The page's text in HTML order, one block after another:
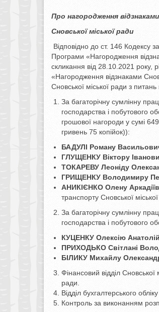
Про нагородження відзнаками
Сновської міської ради
Відповідно до ст. 146 Кодексу
Програми «Нагородження
скликання від 28.10.2021 року,
«Нагородження відзнаками
Сновської міської ради з
За багаторічну сумлінну
господарства і побутового
грошової нагороди у сумі
гривень 75 копійок)):
БАДУЛІ Роману
ГЛУЩЕНКУ Віктору
ТОКАРЕВУ Леоніду
ГРИЩЕНКУ Володимиру
АНИКІЄНКО Олену
транспорту Сновської
За багаторічну сумлінну
господарства і побутового
КУЦЕНКУ Олексію
ПРИХОДЬКО Світлані
БІЛИКУ Михайлу
Фінансовий відділ
ради.
Відділ бухгалтерського
Контроль за виконанням